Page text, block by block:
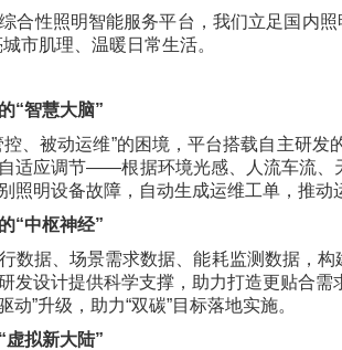
合性照明智能服务平台，我们立足国内
市肌理、温暖日常生活。
“智慧大脑”
、被动运维”的困境，平台搭载自主研
适应调节——根据环境光感、人流车流、
照明设备故障，自动生成运维工单，推动
“中枢神经”
数据、场景需求数据、能耗监测数据，
发设计提供科学支撑，助力打造更贴合
动”升级，助力“双碳”目标落地实施。
“虚拟新大陆”